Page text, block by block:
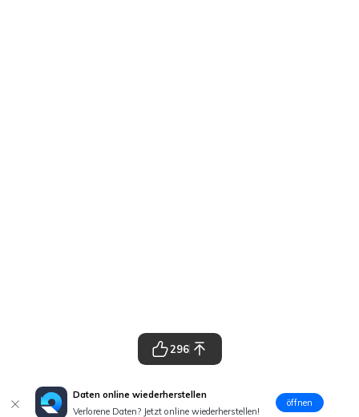
Daten online wiederherstellen
Verlorene Daten? Jetzt online wiederherstellen!
öffnen
296